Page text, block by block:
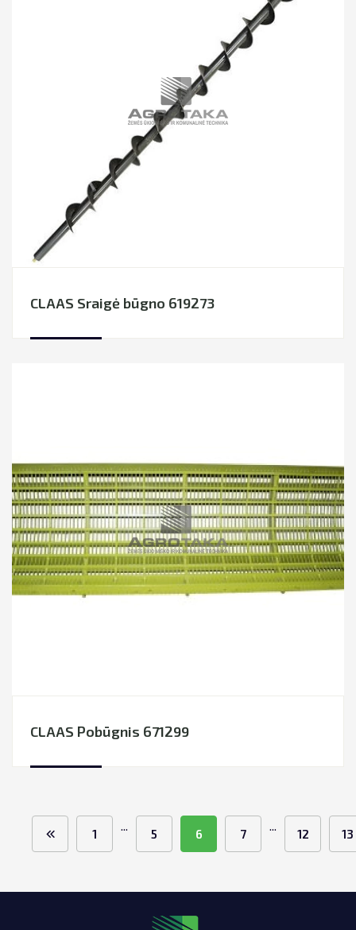
CLAAS Sraigė būgno 619273
CLAAS Pobūgnis 671299
1
...
5 6 7
...
12 13